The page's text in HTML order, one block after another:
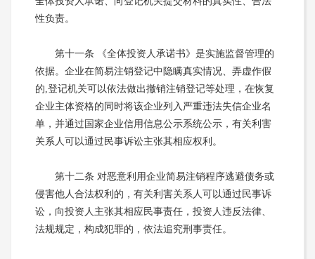
性负责。
第十一条 《全体投资人承诺书》是实施监督管理的
依据。企业在简易注销登记中隐瞒真实情况、弄虚作假
的,登记机关可以依法做出撤销注销登记等处理，在恢复
企业主体资格的同时将该企业列入严重违法失信企业名
单，并通过国家企业信用信息公示系统公示，有关利害
关系人可以通过民事诉讼主张其相应权利。
第十二条 对恶意利用企业简易注销程序逃避债务或
侵害他人合法权利的，有关利害关系人可以通过民事诉
讼，向投资人主张其相应民事责任，投资人违反法律、
法规规定，构成犯罪的，依法追究刑事责任。